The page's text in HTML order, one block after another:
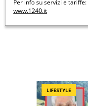
Per info su servizi e tariffe:
www.1240.it
LIFESTYLE